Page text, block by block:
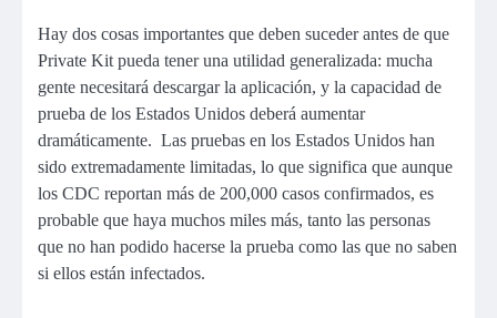
Hay dos cosas importantes que deben suceder antes de que
Private Kit pueda tener una utilidad generalizada: mucha
gente necesitará descargar la aplicación, y la capacidad de
prueba de los Estados Unidos deberá aumentar
dramáticamente. Las pruebas en los Estados Unidos han
sido extremadamente limitadas, lo que significa que aunque
los CDC reportan más de 200,000 casos confirmados, es
probable que haya muchos miles más, tanto las personas
que no han podido hacerse la prueba como las que no saben
si ellos están infectados.